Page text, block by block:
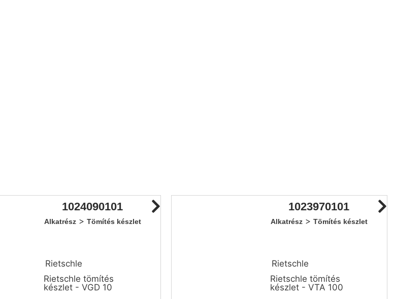
1024090101
Alkatrész> Tömítés készlet
Rietschle
Rietschle tömítés
készlet - VGD 10
1023970101
Alkatrész> Tömítés készlet
Rietschle
Rietschle tömítés
készlet - VTA 100